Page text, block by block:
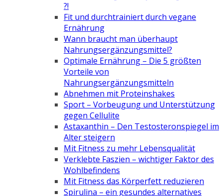
?!
Fit und durchtrainiert durch vegane
Ernährung
Wann braucht man überhaupt
Nahrungsergänzungsmittel?
Optimale Ernährung – Die 5 größten
Vorteile von
Nahrungsergänzungsmitteln
Abnehmen mit Proteinshakes
Sport – Vorbeugung und Unterstützung
gegen Cellulite
Astaxanthin – Den Testosteronspiegel im
Alter steigern
Mit Fitness zu mehr Lebensqualität
Verklebte Faszien – wichtiger Faktor des
Wohlbefindens
Mit Fitness das Körperfett reduzieren
Spirulina – ein gesundes alternatives